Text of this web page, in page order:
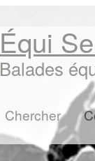
Équi
Balades
Chercher